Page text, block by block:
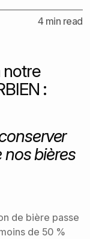
4 min read
notre
:
bières
de bière passe
de 50 %